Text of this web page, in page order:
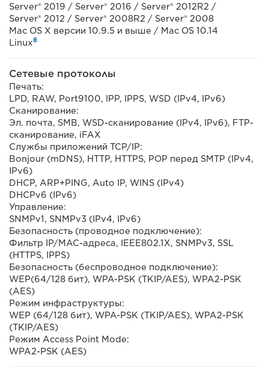
Server® 2019 / Server® 2016 / Server® 2012R2 /
Server® 2012 / Server® 2008R2 / Server® 2008
Mac OS X версии 10.9.5 и выше / Mac OS 10.14
Linux8
Сетевые протоколы
Печать:
LPD, RAW, Port9100, IPP, IPPS, WSD (IPv4, IPv6)
Сканирование:
Эл. почта, SMB, WSD-сканирование (IPv4, IPv6), FTP-
сканирование, iFAX
Службы приложений TCP/IP:
Bonjour (mDNS), HTTP, HTTPS, POP перед SMTP (IPv4,
IPv6)
DHCP, ARP+PING, Auto IP, WINS (IPv4)
DHCPv6 (IPv6)
Управление:
SNMPv1, SNMPv3 (IPv4, IPv6)
Безопасность (проводное подключение):
Фильтр IP/MAC-адреса, IEEE802.1X, SNMPv3, SSL
(HTTPS, IPPS)
Безопасность (беспроводное подключение):
WEP(64/128 бит), WPA-PSK (TKIP/AES), WPA2-PSK
(AES)
Режим инфраструктуры:
WEP (64/128 бит), WPA-PSK (TKIP/AES), WPA2-PSK
(TKIP/AES)
Режим Access Point Mode:
WPA2-PSK (AES)